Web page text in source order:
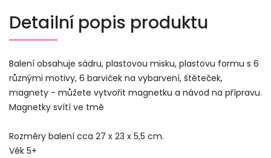
Detailní popis produktu
Balení obsahuje sádru, plastovou misku, plastovu formu s 6
různými motivy, 6 barviček na vybarvení, štěteček,
magnety - můžete vytvořit magnetku a návod na přípravu.
Magnetky svítí ve tmě
Rozměry balení cca 27 x 23 x 5,5 cm.
Věk 5+